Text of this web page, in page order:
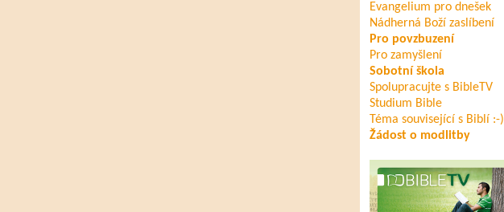
Evangelium pro dnešek
Nádherná Boží zaslíbení
Pro povzbuzení
Pro zamyšlení
Sobotní škola
Spolupracujte s BibleTV
Studium Bible
Téma související s Biblí :-)
Žádost o modlitby